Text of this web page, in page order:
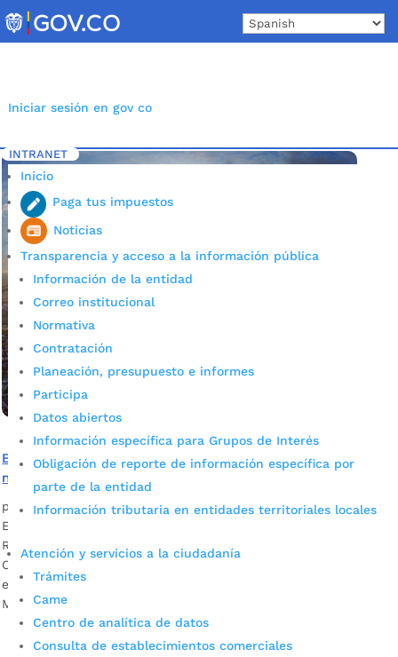
to
content
Iniciar sesión en gov co
INTRANET
Inicio
Paga tus impuestos
Noticias
Transparencia y acceso a la información pública
Información de la entidad
Correo institucional
Normativa
Contratación
Planeación, presupuesto e informes
Participa
Datos abiertos
Información específica para Grupos de Interés
Obligación de reporte de información específica por
parte de la entidad
Información tributaria en entidades territoriales locales
Atención y servicios a la ciudadanía
Trámites
Came
Centro de analítica de datos
Consulta de establecimientos comerciales
Inicio 5 Etiqueta: competitividad
Bucaramanga se consolida como una de las ciudades
más competitivas del país
por Camila Camacho|Oct 12, 2023|Noticias
El Consejo Privado de Competitividad y la Universidad del
Rosario compartieron los resultados del Índice de
Competitividad de Ciudades, ICC, 2023. Conozca los detalles
en esta nota. Ángel Galvis C, Asesor para el Desarrollo Área
Metropolitana de Bucaramanga Este...